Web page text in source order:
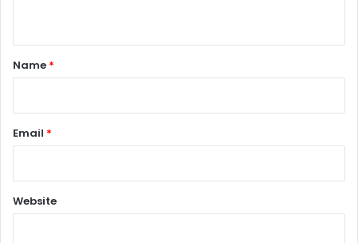
*
Name *
Email *
Website